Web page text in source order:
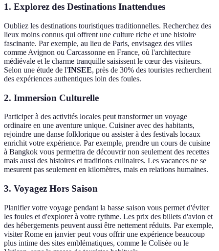
1. Explorez des Destinations Inattendues
Oubliez les destinations touristiques traditionnelles. Recherchez des
lieux moins connus qui offrent une culture riche et une histoire
fascinante. Par exemple, au lieu de Paris, envisagez des villes
comme Avignon ou Carcassonne en France, où l'architecture
médiévale et le charme tranquille saisissent le cœur des visiteurs.
Selon une étude de l'INSEE, près de 30% des touristes recherchent
des expériences authentiques loin des foules.
2. Immersion Culturelle
Participer à des activités locales peut transformer un voyage
ordinaire en une aventure unique. Cuisiner avec des habitants,
rejoindre une danse folklorique ou assister à des festivals locaux
enrichit votre expérience. Par exemple, prendre un cours de cuisine
à Bangkok vous permettra de découvrir non seulement des recettes
mais aussi des histoires et traditions culinaires. Les vacances ne se
mesurent pas seulement en kilomètres, mais en relations humaines.
3. Voyagez Hors Saison
Planifier votre voyage pendant la basse saison vous permet d'éviter
les foules et d'explorer à votre rythme. Les prix des billets d'avion et
des hébergements peuvent aussi être nettement réduits. Par exemple,
visiter Rome en janvier peut vous offrir une expérience beaucoup
plus intime des sites emblématiques, comme le Colisée ou le